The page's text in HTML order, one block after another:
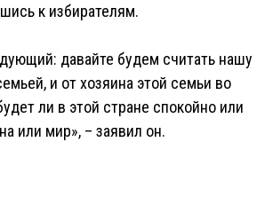
к избирателям.
давайте будем считать нашу
и от хозяина этой семьи во
ли в этой стране спокойно или
или мир», – заявил он.